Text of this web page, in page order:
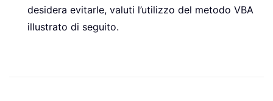
desidera evitarle, valuti l’utilizzo del metodo VBA
illustrato di seguito.